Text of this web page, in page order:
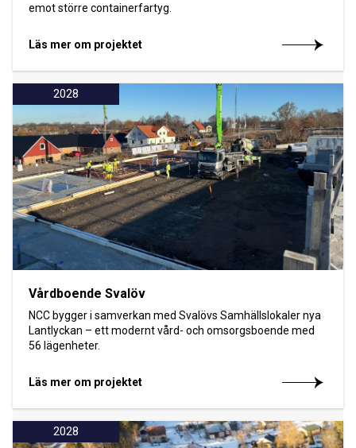
emot större containerfartyg.
Läs mer om projektet
2028
Vårdboende Svalöv
NCC bygger i samverkan med Svalövs Samhällslokaler nya
Lantlyckan – ett modernt vård- och omsorgsboende med
56 lägenheter.
Läs mer om projektet
2028